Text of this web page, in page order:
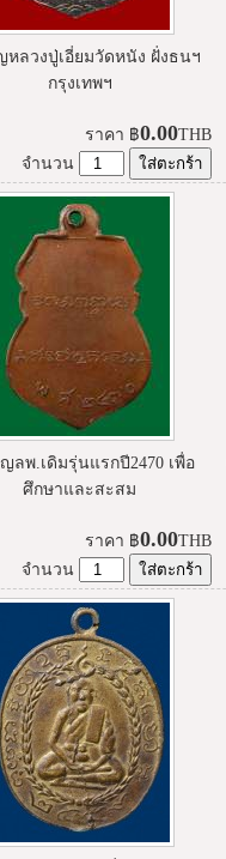
หลวงปู่เอี่ยมวัดหนัง ฝั่งธนฯ
กรุงเทพฯ
ราคา ฿0.00THB
จำนวน
ญลพ.เดิมรุ่นแรกปี2470 เพื่อ
ศึกษาและสะสม
ราคา ฿0.00THB
จำนวน